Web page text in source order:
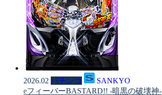
2026.02 パチンコ
SANKYO
eフィーバーBASTARD!! -暗黒の破壊神-